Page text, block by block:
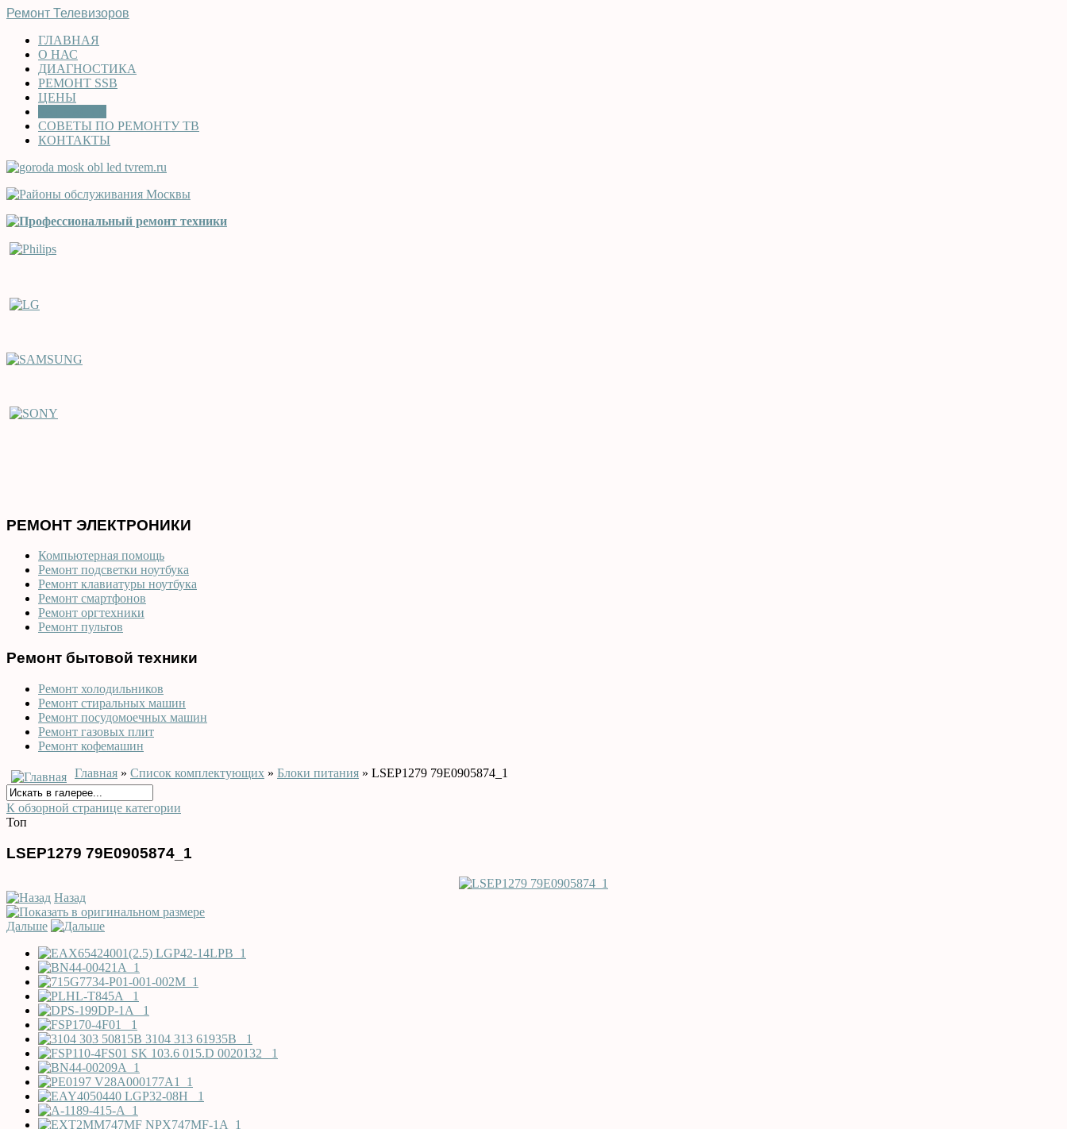
Ремонт Телевизоров
ГЛАВНАЯ
О НАС
ДИАГНОСТИКА
РЕМОНТ SSB
ЦЕНЫ
СОВЕТЫ ПО РЕМОНТУ ТВ
КОНТАКТЫ
РЕМОНТ ЭЛЕКТРОНИКИ
Компьютерная помощь
Ремонт подсветки ноутбука
Ремонт клавиатуры ноутбука
Ремонт смартфонов
Ремонт оргтехники
Ремонт пультов
Ремонт бытовой техники
Ремонт холодильников
Ремонт стиральных машин
Ремонт посудомоечных машин
Ремонт газовых плит
Ремонт кофемашин
Главная » Список комплектующих » Блоки питания » LSEP1279 79E0905874_1
К обзорной странице категории
Топ
LSEP1279 79E0905874_1
Назад
Дальше